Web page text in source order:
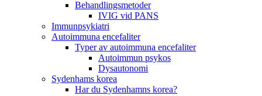
Behandlings­metoder
IVIG vid PANS
Immunpsykiatri
Autoimmuna encefaliter
Typer av autoimmuna encefaliter
Autoimmun psykos
Dysautonomi
Sydenhams korea
Har du Sydenhamns korea?